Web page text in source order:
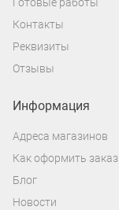
Готовые работы
Контакты
Реквизиты
Отзывы
Информация
Адреса магазинов
Как оформить заказ
Блог
Новости